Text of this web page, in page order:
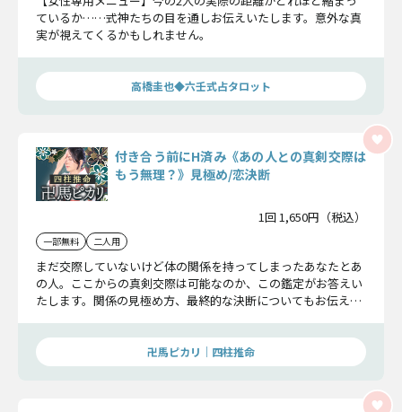
ているか……式神たちの目を通しお伝えいたします。意外な真
実が視えてくるかもしれません。
高橋圭也◆六壬式占タロット
付き合う前にH済み《あの人との真剣交際は
もう無理？》見極め/恋決断
1回 1,650円（税込）
一部無料 二人用
まだ交際していないけど体の関係を持ってしまったあなたとあ
の人。ここからの真剣交際は可能なのか、この鑑定がお答えい
たします。関係の見極め方、最終的な決断についてもお伝えい
卍馬ピカリ｜四柱推命